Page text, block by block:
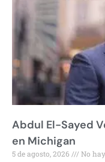
Abdul El-Sayed
en Michigan
5 de agosto, 2026 No